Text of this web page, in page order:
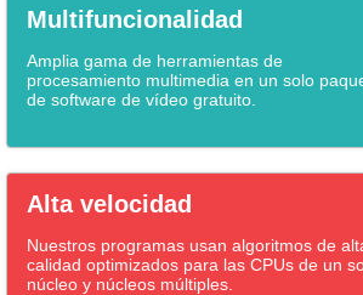
Multifuncionalidad
Amplia gama de herramientas de
procesamiento multimedia en un solo
de software de vídeo gratuito.
Alta velocidad
Nuestros programas usan algoritmos de
calidad optimizados para las CPUs de un
núcleo y núcleos múltiples.